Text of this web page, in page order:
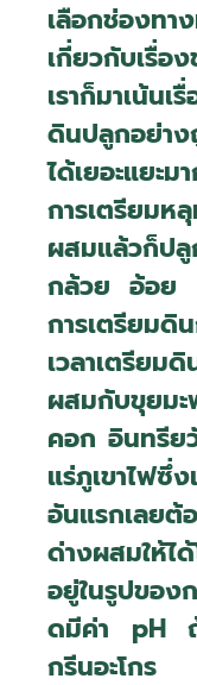
เลือกช่องท
เกี่ยวกับเรื่อ
เราก็มาเน้น
ดินปลูกอย่า
ได้เยอะแยะม
การเตรียมห
ผสมแล้วก็ปลู
กล้วย อ้อย
การเตรียม
เวลาเตรียม
ผสมกับขุยม
คอก อินทรีย
แร่ภูเขาไฟซึ่
อันแรกเลยต้
ด่างผสมให้ไ
อยู่ในรูปของ
ดมีค่า pHถ้
กรีนอะโกร